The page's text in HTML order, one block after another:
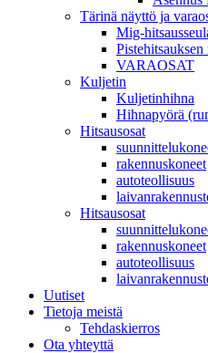
Tärinä näyttö ja
Mig-
Pistehitsauksen
VARAOSAT
Kuljetin
Kuljetinhihna
Hihnapyörä
Hitsausosat
rakennuskoneet
autoteollisuus
Hitsausosat
rakennuskoneet
autoteollisuus
Uutiset
Tietoja meistä
Tehdaskierros
Ota yhteyttä